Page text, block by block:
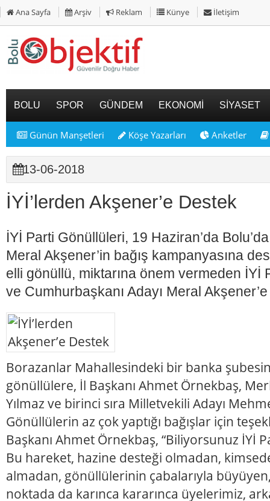
Ana Sayfa Arşiv Reklam Künye İletişim
BOLU SPOR GÜNDEM EKONOMİ SİYASET
Günün Manşetleri Köşe Yazarları Anketler
13-06-2018
İYİ’lerden Akşener’e Destek
İYİ Parti Gönüllüleri, 19 Haziran’da
Meral Akşener’in bağış kampanyasına
elli gönüllü, miktarına önem vermeden İYİ
ve Cumhurbaşkanı Adayı Meral Akşener’e
Borazanlar Mahallesindeki bir banka
gönüllülere, İl Başkanı Ahmet Örnekbaş,
Yılmaz ve birinci sıra Milletvekili Adayı
Gönüllülerin az çok yaptığı bağışlar için
Başkanı Ahmet Örnekbaş, “Biliyorsunuz İYİ
Bu hareket, hazine desteği olmadan,
almadan, gönüllülerinin çabalarıyla
noktada da karınca kararınca üyelerimiz,